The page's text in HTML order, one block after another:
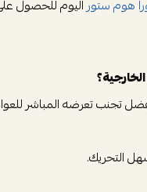
هوم ستوراليوم للحصول
تجنب تعرضه المباشر
التحريك.